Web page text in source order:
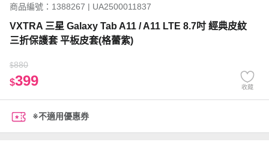
商品編號：1388267 | UA2500011837
VXTRA 三星 Galaxy Tab A11 / A11 LTE 8.7吋 經典皮紋
三折保護套 平板皮套(格蕾紫)
$880
$399 收藏
※不適用優惠券